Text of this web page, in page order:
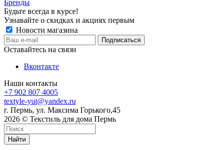
Бренды
Будьте всегда в курсе!
Узнавайте о скидках и акциях первым
Новости магазина
Оставайтесь на связи
Вконтакте
Наши контакты
+7 902 807 4005
textyle-yut@yandex.ru
г. Пермь, ул. Максима Горького,45
2026 © Текстиль для дома Пермь
Найти